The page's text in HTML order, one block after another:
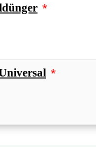
*
*